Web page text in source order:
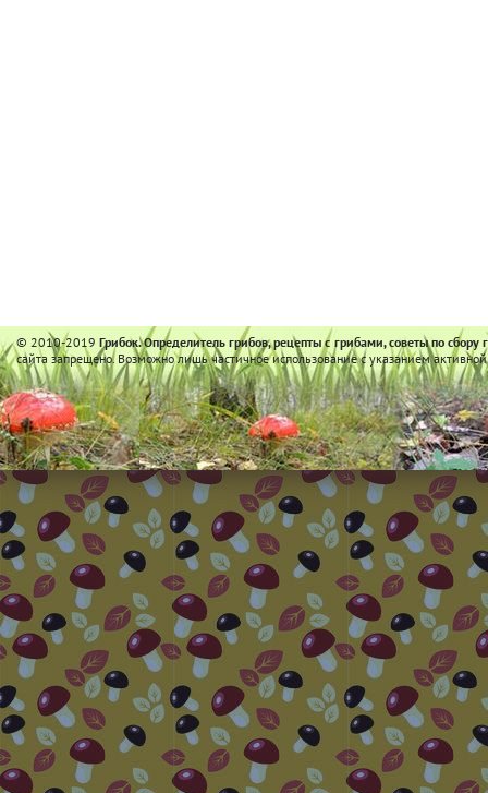
© 2010-2019Грибок. Определитель грибов, рецепты с грибами, советы по сбору
сайта запрещено. Возможно лишь частичное использование с указанием